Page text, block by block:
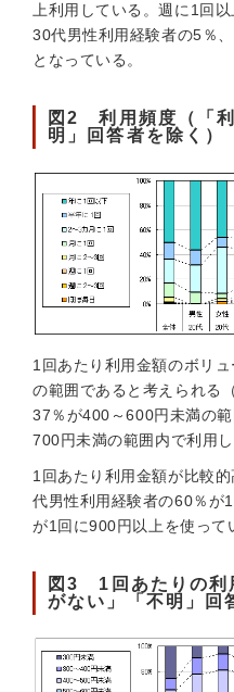
上利用している。週に1回
30代男性利用経験者の5％
となっている。
図2 利用頻度（「
明」回答者を除く）
1回あたり利用金額のボリ
の範囲であると考えられる
37％が400～600円未満の
700円未満の範囲内で利用し
1回あたり利用金額が比較
代男性利用経験者の60％が
が1回に900円以上を使って
図3 1回あたりの利
がない」「不明」回